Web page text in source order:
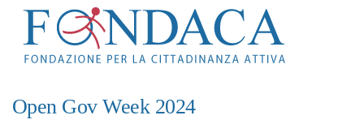
Open Gov Week 2024